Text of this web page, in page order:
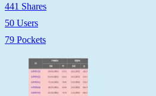
441 Shares
50 Users
79 Pockets